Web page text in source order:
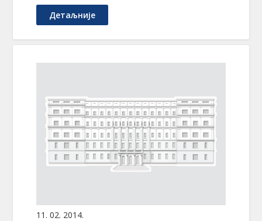
Детаљније
11. 02. 2014.